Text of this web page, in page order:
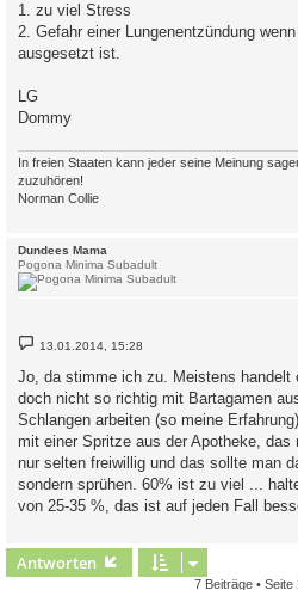
1. zu viel Stress
2. Gefahr einer Lungenentzündung
ausgesetzt ist.
LG
Dommy
In freien Staaten kann jeder seine Meinung
zuzuhören!
Norman Collie
Dundees Mama
Pogona Minima Subadult
B
e
t
r
a
g
13.01.2014, 15:28
Jo, da stimme ich zu. Meistens handelt
doch nicht so richtig mit Bartagamen
Schlangen arbeiten (so meine
mit einer Spritze aus der Apotheke,
nur selten freiwillig und das sollte man
sondern sprühen. 60% ist zu viel ...
von 25-35 %, das ist auf jeden Fall
Antworten
7 Beiträge • Seite